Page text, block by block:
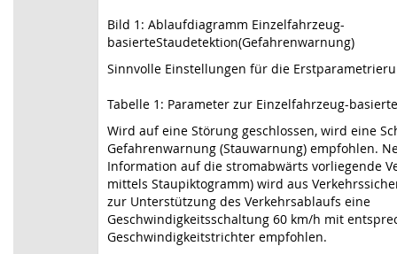
Bild 1: Ablaufdiagramm Einzelfahrzeug-
basierteStaudetektion(Gefahrenwarnung)
Sinnvolle Einstellungen für die
Tabelle 1: Parameter zur Einzelfahrzeug-
Wird auf eine Störung geschlossen, wird eine
Gefahrenwarnung (Stauwarnung) empfohlen.
Information auf die stromabwärts vorliegende
mittels Staupiktogramm) wird aus
zur Unterstützung des Verkehrsablaufs eine
Geschwindigkeitsschaltung 60 km/h mit
Geschwindigkeitstrichter empfohlen.